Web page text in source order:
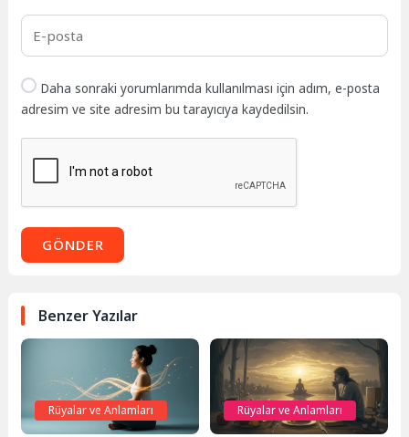
Daha sonraki yorumlarımda kullanılması için adım, e-posta
adresim ve site adresim bu tarayıcıya kaydedilsin.
GÖNDER
Benzer Yazılar
Rüyalar ve Anlamları Rüyalar ve Anlamları